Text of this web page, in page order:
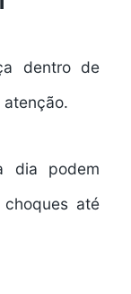
dentro de
dia podem
até